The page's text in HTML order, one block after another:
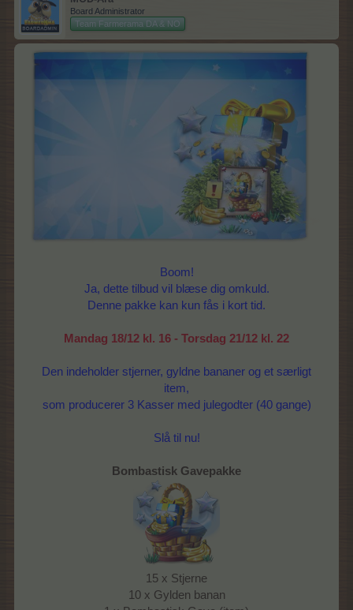
Board Administrator
Team Farmerama DA & NO
Boom!
Ja, dette tilbud vil blæse dig omkuld.
Denne pakke kan kun fås i kort tid.
Mandag 18/12 kl. 16 - Torsdag 21/12 kl. 22
Den indeholder stjerner, gyldne bananer og et særligt
item,
som producerer 3 Kasser med julegodter (40 gange)
Slå til nu!
Bombastisk Gavepakke
15 x Stjerne
10 x Gylden banan